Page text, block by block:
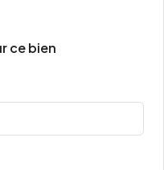
ce bien